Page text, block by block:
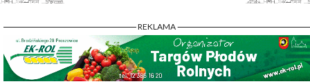
- REKLAMA -